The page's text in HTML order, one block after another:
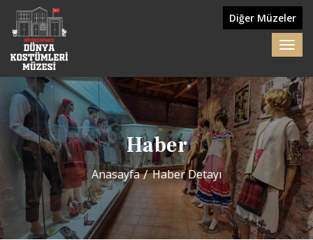
Diğer Müzeler
Haber
Anasayfa Haber Detayı